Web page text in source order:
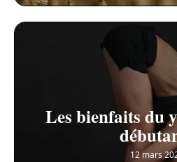
Les bienfaits du
12 mars